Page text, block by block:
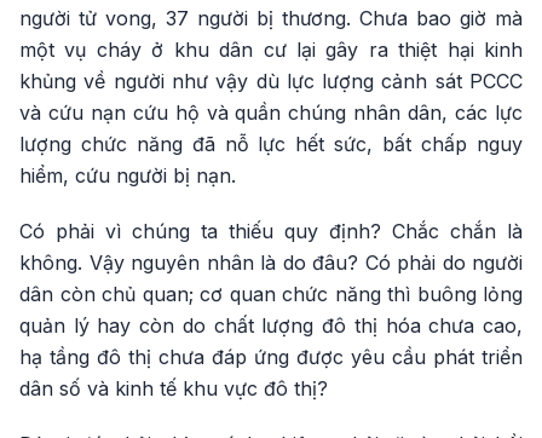
người tử vong, 37 người bị thương. Chưa bao giờ mà
một vụ cháy ở khu dân cư lại gây ra thiệt hại kinh
khủng về người như vậy dù lực lượng cảnh sát PCCC
và cứu nạn cứu hộ và quần chúng nhân dân, các lực
lượng chức năng đã nỗ lực hết sức, bất chấp nguy
hiểm, cứu người bị nạn.
Có phải vì chúng ta thiếu quy định? Chắc chắn là
không. Vậy nguyên nhân là do đâu? Có phải do người
dân còn chủ quan; cơ quan chức năng thì buông lỏng
quản lý hay còn do chất lượng đô thị hóa chưa cao,
hạ tầng đô thị chưa đáp ứng được yêu cầu phát triển
dân số và kinh tế khu vực đô thị?